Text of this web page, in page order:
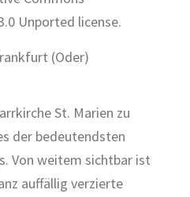
(Oder)
St. Marien zu
der bedeutendsten
Von weitem sichtbar ist
auffällig verzierte